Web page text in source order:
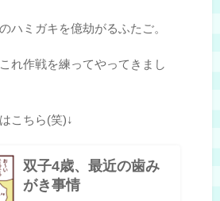
ハミガキを億劫がるふたご。
れ作戦を練ってやってきまし
こちら(笑)↓
双子4歳、最近の歯み
がき事情